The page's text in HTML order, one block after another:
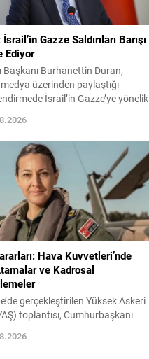
Gazze Saldırıları Barışı
Ediyor
Başkanı Burhanettin Duran,
üzerinden paylaştığı
İsrail’in Gazze’ye yönelik
şiddetle kınadı. Duran,
ve kalıcı barış için yürütülen
çabaların ümit verdiği bir
gerçekleştirilen saldırıların, bu
kasıtlı şekilde sabote ettiğini
Kadınlar, çocuklar ve masum
yaşam haklarının yok
mevcut hükümet
Hava Kuvvetleri’nde
ve Kadrosal
gerçekleştirilen Yüksek Askeri
toplantısı, Cumhurbaşkanı
Erdoğan’ın başkanlığında 2
dakika sürdü. Toplantıda terfi,